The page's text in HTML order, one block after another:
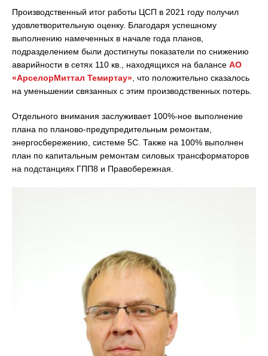
Производственный итог работы ЦСП в 2021 году получил
удовлетворительную оценку. Благодаря успешному
выполнению намеченных в начале года планов,
подразделением были достигнуты показатели по снижению
аварийности в сетях 110 кв., находящихся на балансе АО
«АрселорМиттал Темиртау» , что положительно сказалось
на уменьшении связанных с этим производственных потерь.
Отдельного внимания заслуживает 100%-ное выполнение
плана по планово-предупредительным ремонтам,
энергосбережению, системе 5С. Также на 100% выполнен
план по капитальным ремонтам силовых трансформаторов
на подстанциях ГПП8 и Правобережная.